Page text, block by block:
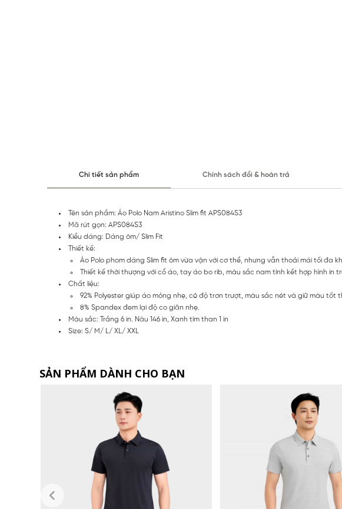
Chi tiết sản phẩm Chính sách đổi & hoàn trả
Tên sản phẩm: Áo Polo Nam Aristino Slim fit APS084S3
Mã rút gọn: APS084S3
Kiểu dáng: Dáng ôm/ Slim Fit
Thiết kế:
Áo Polo phom dáng Slim fit ôm vừa vặn với cơ thể, nhưng vẫn thoải mái tối đa
Thiết kế thời thượng với cổ áo, tay áo bo rib, màu sắc nam tính kết hợp hình
Chất liệu:
92% Polyester giúp áo mỏng nhẹ, có độ trơn trượt, màu sắc nét và giữ màu tốt
8% Spandex đem lại độ co giãn nhẹ.
Màu sắc: Trắng 6 in. Nâu 146 in, Xanh tím than 1 in
Size: S/ M/ L/ XL/ XXL
SẢN PHẨM DÀNH CHO BẠN